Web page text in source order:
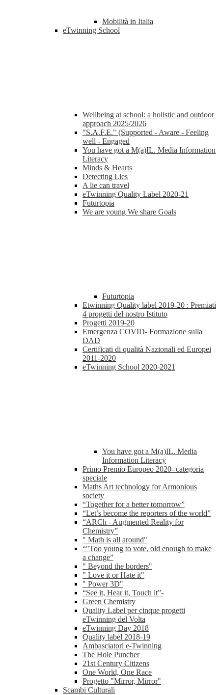
Mobilità in Italia
eTwinning School
Wellbeing at school: a holistic and outdoor
approach 2025/2026
"S.A.F.E." (Supported - Aware - Feeling
well - Engaged
You have got a M(a)IL. Media Information
Literacy
Minds & Hearts
Detecting Lies
A lie can travel
eTwinning Quality Label 2020-21
Futurtopia
We are young We share Goals
Futurtopia
Etwinning Quality label 2019-20 : Premiati
4 progetti del nostro Istituto
Progetti 2019-20
Emergenza COVID- Formazione sulla
DAD
Certificati di qualità Nazionali ed Europei
2011-2020
eTwinning School 2020-2021
You have got a M(a)IL. Media
Information Literacy
Primo Premio Europeo 2020- categoria
speciale
Maths Art technology for Armonious
society
“Together for a better tomorrow”
“Let’s become the reporters of the world”
“ARCh - Augmented Reality for
Chemistry”
" Math is all around"
“"Too young to vote, old enough to make
a change”
" Beyond the borders"
" Love it or Hate it"
" Power 3D"
“See it, Hear it, Touch it”-
Green Chemistry
Quality Label per cinque progetti
eTwinning del Volta
eTwinning Day 2018
Quality label 2018-19
Ambasciatori e-Twinning
The Hole Puncher
21st Century Citizens
One World, One Race
Progetto "Mirror, Mirror"
Scambi Culturali